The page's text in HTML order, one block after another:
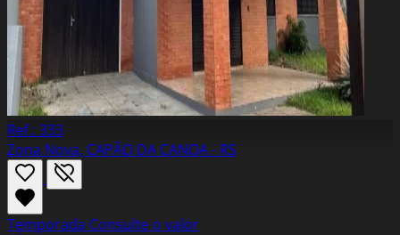
Ref.: 333
Zona Nova, CAPÃO DA CANOA - RS
Temporada Consulte o valor